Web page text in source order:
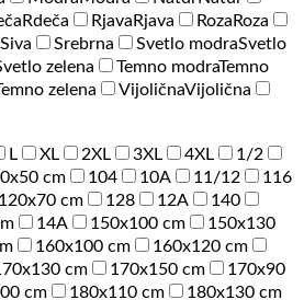
Rdeča Rjava Rjava Roza Roza
Siva Srebrna Svetlo modraSvetlo
zelena Temno modraTemno
zelena VijoličnaVijolična
L XL 2XL 3XL 4XL
1/2
cm 104 10A 11/12
116
120x70 cm 128 12A
140
14A 150x100 cm
150x130
160x100 cm
160x120 cm
cm 170x150 cm
170x90
cm 180x110 cm
180x130 cm